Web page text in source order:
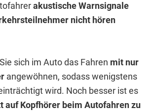
akustische Warnsignale
nicht hören
sich im Auto das Fahren mit nur
angewöhnen, sodass wenigstens
wird. Noch besser ist es
auf Kopfhörer beim Autofahren zu